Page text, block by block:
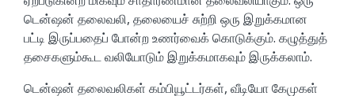
டென்ஷன் தலைவலி, தலையைச் சுற்றி ஒரு இறுக்கமான
பட்டி இருப்பதைப் போன்ற உணர்வைக் கொடுக்கும். கழுத்துத்
தசைகளும்கூட வலியோடும் இறுக்கமாகவும் இருக்கலாம்.
டென்ஷன் தலைவலிகள் கம்பியூட்டர்கள், வீடியோ கேமுகள்